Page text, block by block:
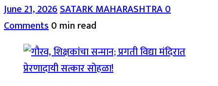
June 21, 2026SATARK MAHARASHTRA0
Comments0 min read